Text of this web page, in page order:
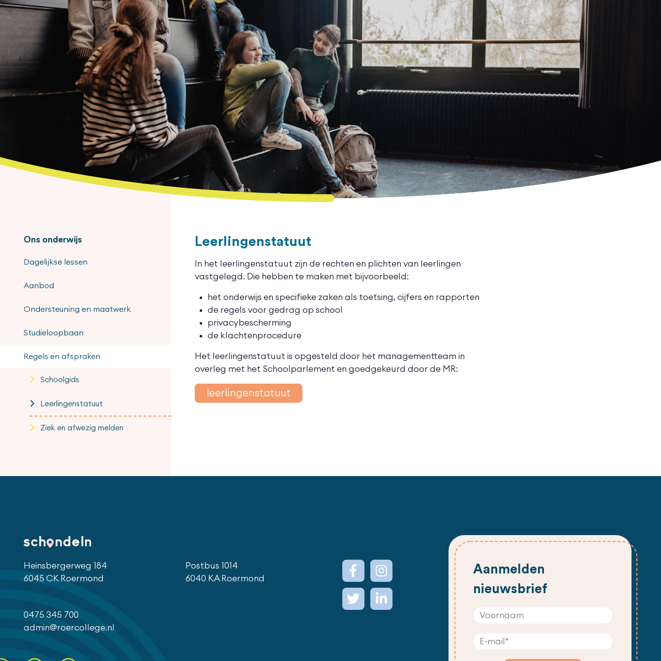
Ons onderwijs
Dagelijkse lessen
Aanbod
Ondersteuning en maatwerk
Studieloopbaan
Regels en afspraken
Schoolgids
Leerlingenstatuut
Ziek en afwezig melden
Leerlingenstatuut
In het leerlingenstatuut zijn de rechten en plichten van leerlingen
vastgelegd. Die hebben te maken met bijvoorbeeld:
het onderwijs en specifieke zaken als toetsing, cijfers en rapporten
de regels voor gedrag op school
privacybescherming
de klachtenprocedure
Het leerlingenstatuut is opgesteld door het managementteam in
overleg met het Schoolparlement en goedgekeurd door de MR:
leerlingenstatuut
Heinsbergerweg 184
6045 CK Roermond
Postbus 1014
6040 KA Roermond
0475 345 700
admin@roercollege.nl
Aanmelden
nieuwsbrief